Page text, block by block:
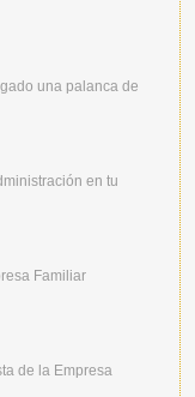
una palanca de
en tu
Familiar
de la Empresa